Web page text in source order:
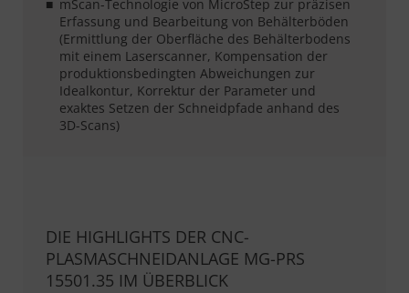
mScan-Technologie von MicroStep zur präzisen
Erfassung und Bearbeitung von Behälterböden
(Ermittlung der Oberfläche des Behälterbodens
mit einem Laserscanner, Kompensation der
produktionsbedingten Abweichungen zur
Idealkontur, Korrektur der Parameter und
exaktes Setzen der Schneidpfade anhand des
3D-Scans)
DIE HIGHLIGHTS DER CNC-
PLASMASCHNEIDANLAGE MG-PRS
15501.35 IM ÜBERBLICK